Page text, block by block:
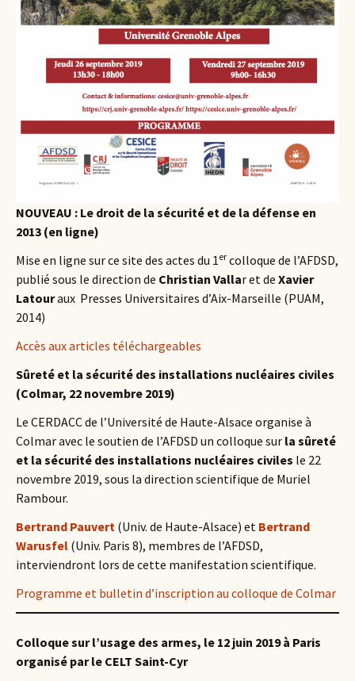
NOUVEAU : Le droit de la sécurité et de la défense en
2013 (en ligne)
Mise en ligne sur ce site des actes du 1er colloque de l’AFDSD,
publié sous le direction de Christian Vallar et de Xavier
Latouraux Presses Universitaires d’Aix-Marseille (PUAM,
2014)
Accès aux articles téléchargeables
Sûreté et la sécurité des installations nucléaires civiles
(Colmar, 22 novembre 2019)
Le CERDACC de l’Université de Haute-Alsace organise à
Colmar avec le soutien de l’AFDSD un colloque sur la sûreté
et la sécurité des installations nucléaires civiles le 22
novembre 2019, sous la direction scientifique de Muriel
Rambour.
Bertrand Pauvert (Univ. de Haute-Alsace) et Bertrand
Warusfel (Univ. Paris 8), membres de l’AFDSD,
interviendront lors de cette manifestation scientifique.
Programme et bulletin d’inscription au colloque de Colmar
Colloque sur l’usage des armes, le 12 juin 2019 à Paris
organisé par le CELT Saint-Cyr